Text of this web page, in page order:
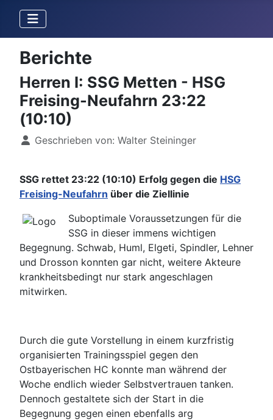
Berichte
Herren I: SSG Metten - HSG
Freising-Neufahrn 23:22
(10:10)
DetailsGeschrieben von: Walter Steininger
SSG rettet 23:22 (10:10) Erfolg gegen die HSG
Freising-Neufahrn über die Ziellinie
Suboptimale Voraussetzungen für die
SSG in dieser immens wichtigen
Begegnung. Schwab, Huml, Elgeti, Spindler, Lehner
und Drosson konnten gar nicht, weitere Akteure
krankheitsbedingt nur stark angeschlagen
mitwirken.
Durch die gute Vorstellung in einem kurzfristig
organisierten Trainingsspiel gegen den
Ostbayerischen HC konnte man während der
Woche endlich wieder Selbstvertrauen tanken.
Dennoch gestaltete sich der Start in die
Begegnung gegen einen ebenfalls arg